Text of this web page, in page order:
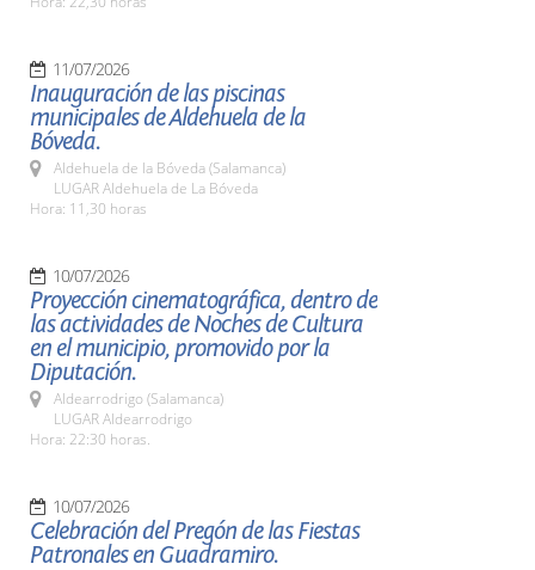
11/07/2026
Inauguración de las piscinas
municipales de Aldehuela de la
Bóveda.
Aldehuela de la Bóveda (Salamanca)
LUGAR Aldehuela de La Bóveda
Hora: 11,30 horas
10/07/2026
Proyección cinematográfica, dentro de
las actividades de Noches de Cultura
en el municipio, promovido por la
Diputación.
Aldearrodrigo (Salamanca)
LUGAR Aldearrodrigo
Hora: 22:30 horas.
10/07/2026
Celebración del Pregón de las Fiestas
Patronales en Guadramiro.